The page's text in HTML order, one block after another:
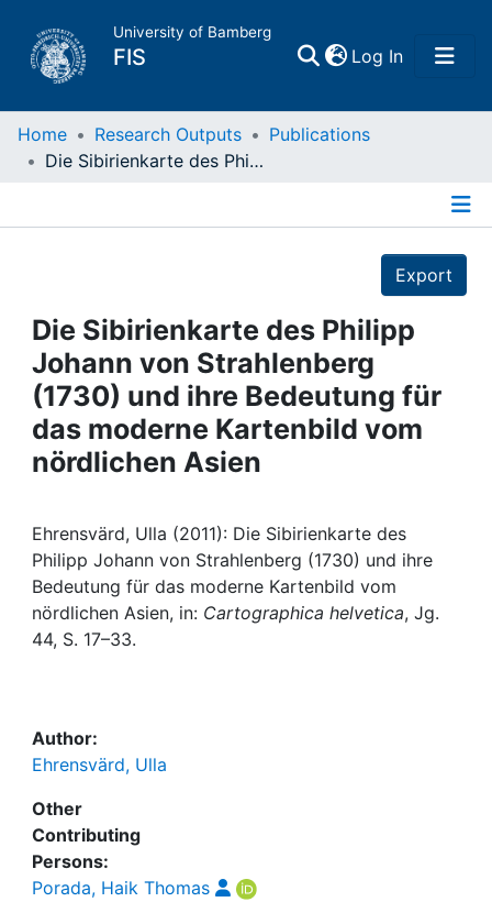
University of Bamberg
FIS Log In(current)
Home
Projects
People
Institutions
My FIS
Help
Home Research Outputs
Publications
Die Sibirienkarte des Philipp Johann von Strahlenberg (1730) und ihre Bedeutung für das moderne Kartenbild vom nördlichen Asien
Export
Die Sibirienkarte des Philipp
Johann von Strahlenberg
(1730) und ihre Bedeutung für
das moderne Kartenbild vom
nördlichen Asien
Ehrensvärd, Ulla (2011): Die Sibirienkarte des
Philipp Johann von Strahlenberg (1730) und ihre
Bedeutung für das moderne Kartenbild vom
nördlichen Asien, in: Cartographica helvetica, Jg.
44, S. 17–33.
Author:
Ehrensvärd, Ulla
Other
Contributing
Persons:
Porada, Haik Thomas